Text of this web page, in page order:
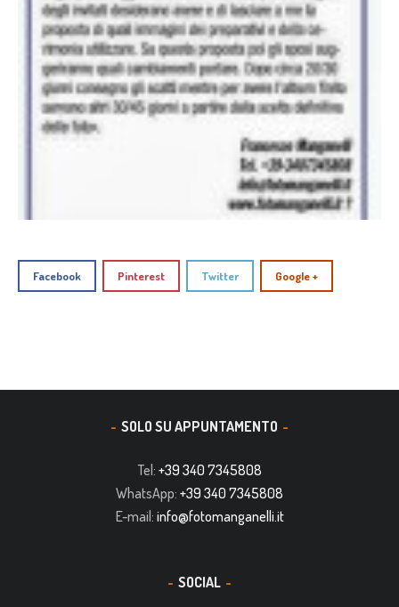
Facebook Pinterest Twitter Google +
SOLO SU APPUNTAMENTO
Tel: +39 340 7345808
WhatsApp: +39 340 7345808
E-mail: info@fotomanganelli.it
SOCIAL